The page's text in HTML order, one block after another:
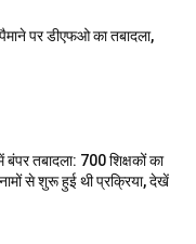
पर डीएफओ का तबादला,
बंपर तबादला: 700 शिक्षकों का
से शुरू हुई थी प्रक्रिया, देखें